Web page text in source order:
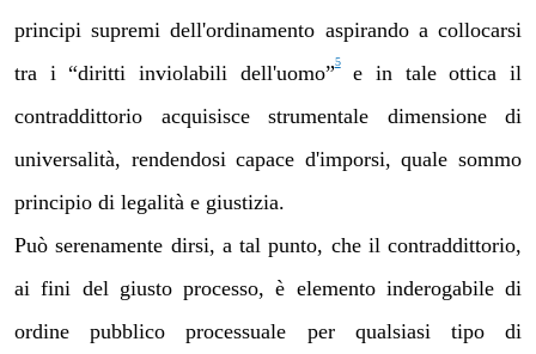
principi supremi dell'ordinamento aspirando a collocarsi
tra i “diritti inviolabili dell'uomo”5e in tale ottica il
contraddittorio acquisisce strumentale dimensione di
universalità, rendendosi capace d'imporsi, quale sommo
principio di legalità e giustizia.
Può serenamente dirsi, a tal punto, che il contraddittorio,
ai fini del giusto processo, è elemento inderogabile di
ordine pubblico processuale per qualsiasi tipo di